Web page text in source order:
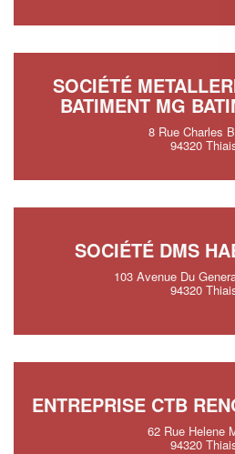
SOCIÉTÉ
BATIMENT MG
8 Rue Charles
94320
SOCIÉTÉ DMS
103 Avenue Du
94320
ENTREPRISE CTB
62 Rue Helene
94320
Augmentez
vosmargestout
nouveaux clients
En